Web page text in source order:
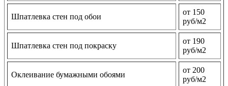
Шпатлевка стен под обои
от 150
руб/м2
Шпатлевка стен под покраску
от 190
руб/м2
Оклеивание бумажными обоями
от 200
руб/м2